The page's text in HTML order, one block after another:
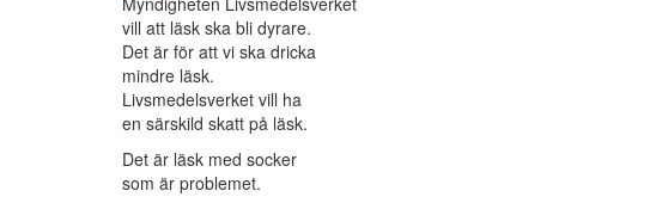
vill att läsk ska bli dyrare.
Det är för att vi ska dricka
mindre läsk.
Livsmedelsverket vill ha
en särskild skatt på läsk.
Det är läsk med socker
som är problemet.